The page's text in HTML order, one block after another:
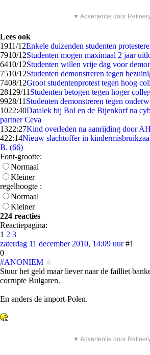
▼ Advertentie door
Lees ook
1911/12Enkele duizenden studenten
7910/12Studenten mogen maximaal 2 jaar
6410/12Studenten willen vrije dag voor
7510/12Studenten demonstreren tegen
7408/12Groot studentenprotest tegen hoog
281 29/11 Studenten betogen tegen hoger
9928/11 Studenten demonstreren tegen
1022:40Datalek bij Bol en de Bijenkorf na
partner Ceva
1322:27Kind overleden na aanrijding door
422:14Nieuw slachtoffer in
B. (66)
Font-grootte:
Normaal
Kleiner
regelhoogte :
Normaal
Kleiner
224 reacties
Reactiepagina:
1 2 3
zaterdag 11 december 2010, 14:09 uur #1
0
#ANONIEM
Stuur het geld maar liever naar de failliet
corrupte Bulgaren.
En anders de import-Polen.
▼ Advertentie door